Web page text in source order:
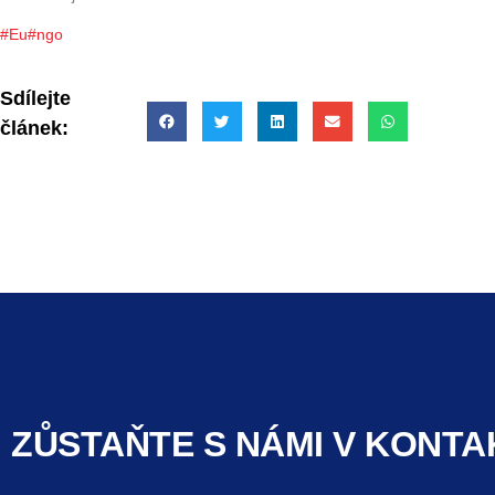
#Eu#ngo
Sdílejte
článek:
ZŮSTAŇTE S NÁMI V